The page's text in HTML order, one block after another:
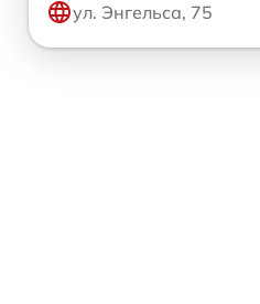
ул. Энгельса, 75